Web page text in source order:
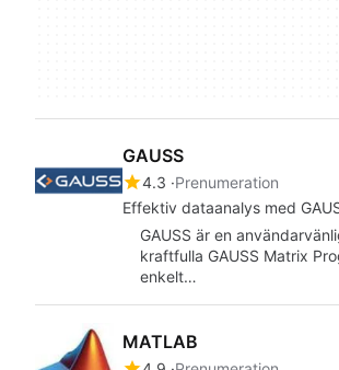
GAUSS
4.3 Prenumeration
Effektiv dataanalys med
GAUSS är en
kraftfulla GAUSS Matrix
enkelt…
MATLAB